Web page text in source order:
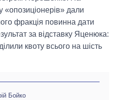
«опозиціонерів» дали
фракція повинна дати
за відставку Яценюка:
квоту всього на шість
Бойко